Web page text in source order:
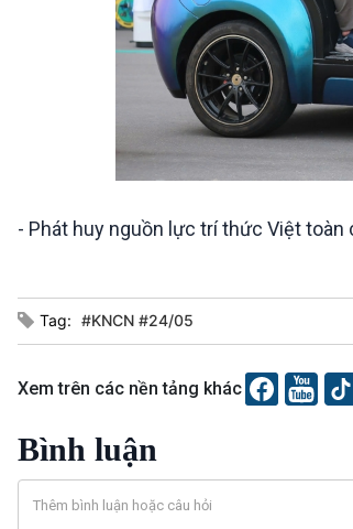
- Phát huy nguồn lực trí thức Việt
Tag: #KNCN #24/05
Xem trên các nền tảng khác
Bình luận